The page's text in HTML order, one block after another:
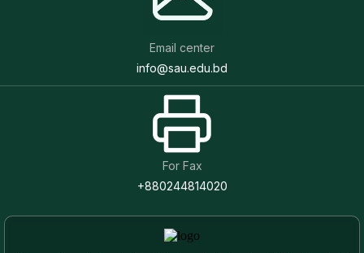
Email center
info@sau.edu.bd
For Fax
+880244814020